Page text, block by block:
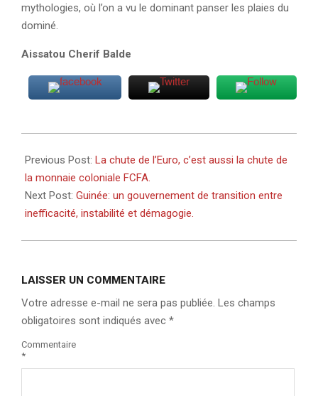
mythologies, où l’on a vu le dominant panser les plaies du
dominé.
Aissatou Cherif Balde
07-
14
Previous Post: La chute de l’Euro, c’est aussi la chute de
la monnaie coloniale FCFA.
Next Post: Guinée: un gouvernement de transition entre
inefficacité, instabilité et démagogie.
LAISSER UN COMMENTAIRE
Votre adresse e-mail ne sera pas publiée. Les champs
obligatoires sont indiqués avec *
Commentaire
*